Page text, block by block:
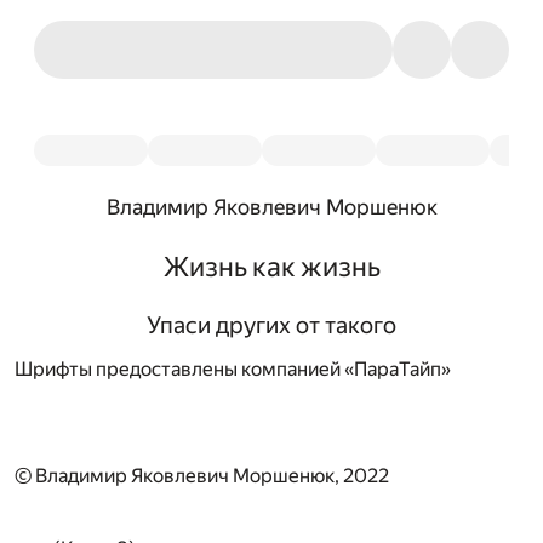
Владимир Яковлевич Моршенюк
Жизнь как жизнь
Упаси других от такого
Шрифты предоставлены компанией «ПараТайп»
© Владимир Яковлевич Моршенюк, 2022